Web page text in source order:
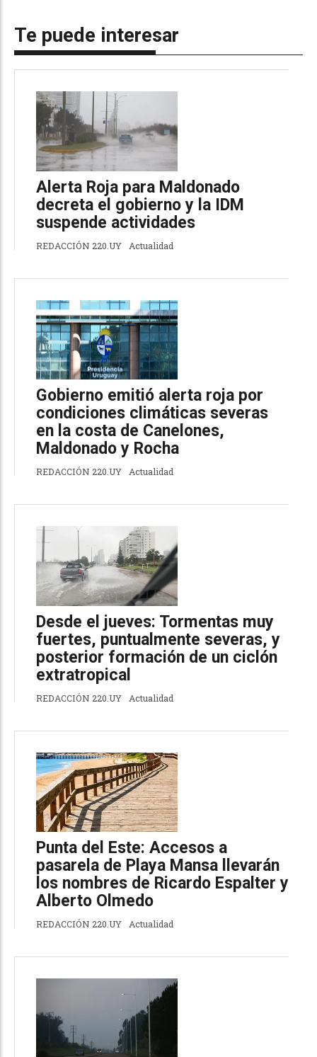
Te puede interesar
Alerta Roja para Maldonado
decreta el gobierno y la IDM
suspende actividades
REDACCIÓN 220.UY Actualidad
Gobierno emitió alerta roja por
condiciones climáticas severas
en la costa de Canelones,
Maldonado y Rocha
REDACCIÓN 220.UY Actualidad
Desde el jueves: Tormentas muy
fuertes, puntualmente severas, y
posterior formación de un ciclón
extratropical
REDACCIÓN 220.UY Actualidad
Punta del Este: Accesos a
pasarela de Playa Mansa llevarán
los nombres de Ricardo Espalter y
Alberto Olmedo
REDACCIÓN 220.UY Actualidad